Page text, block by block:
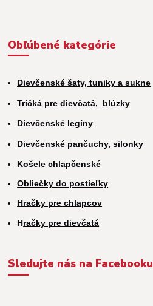
Obľúbené kategórie
Dievčenské šaty, tuniky a sukne
Tričká pre dievčatá, blúzky
Dievčenské legíny
Dievčenské pančuchy, silonky
Košele chlapčenské
Obliečky do postieľky
Hračky pre chlapcov
Hračky pre dievčatá
Sledujte nás na Facebooku